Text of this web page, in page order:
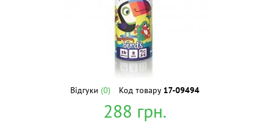
Відгуки (0) Код товару 17-09494
288 грн.